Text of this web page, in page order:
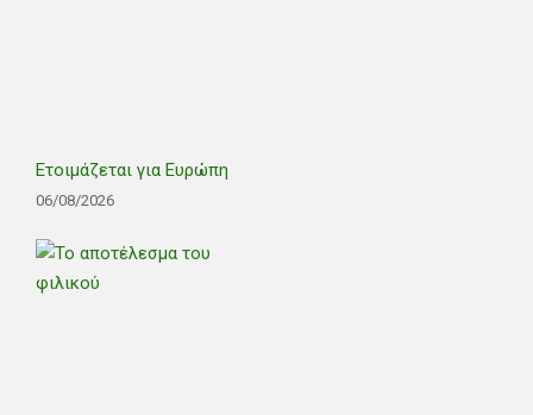
Ετοιμάζεται για Ευρώπη
06/08/2026